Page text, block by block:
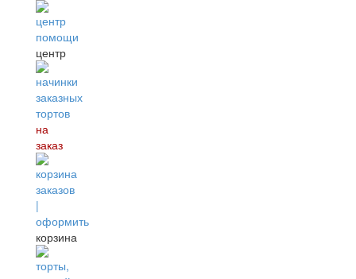
центр
на
заказ
корзина